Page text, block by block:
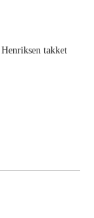
takket